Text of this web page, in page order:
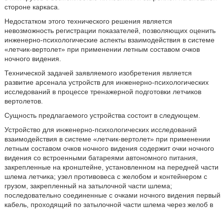
стороне каркаса.
Недостатком этого технического решения является
невозможность регистрации показателей, позволяющих оценить
инженерно-психологические аспекты взаимодействия в системе
«летчик-вертолет» при применении летным составом очков
ночного видения.
Технической задачей заявляемого изобретения является
развитие арсенала устройств для инженерно-психологических
исследований в процессе тренажерной подготовки летчиков
вертолетов.
Сущность предлагаемого устройства состоит в следующем.
Устройство для инженерно-психологических исследований
взаимодействия в системе «летчик-вертолет» при применении
летным составом очков ночного видения содержит очки ночного
видения со встроенными батареями автономного питания,
закрепленные на кронштейне, установленном на передней части
шлема летчика; узел противовеса с желобом и контейнером с
грузом, закрепленный на затылочной части шлема;
последовательно соединенные с очками ночного видения первый
кабель, проходящий по затылочной части шлема через желоб в